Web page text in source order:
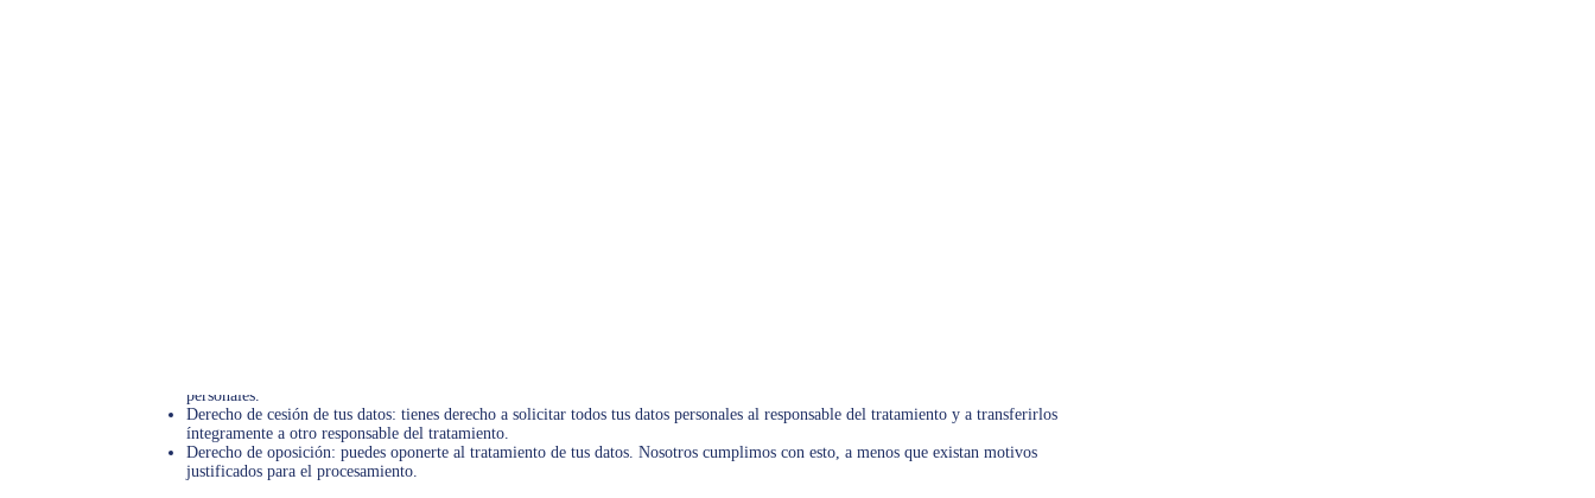
personales.
Derecho de cesión de tus datos: tienes derecho a solicitar todos tus datos personales al responsable del tratamiento y a transferirlos
íntegramente a otro responsable del tratamiento.
Derecho de oposición: puedes oponerte al tratamiento de tus datos. Nosotros cumplimos con esto, a menos que existan motivos
justificados para el procesamiento.